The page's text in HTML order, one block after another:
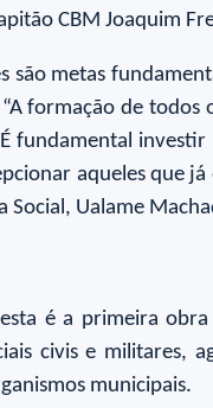
CBM Joaquim
são metas
formação de todos
fundamental
aqueles que
Social, Ualame
é a primeira
civis e militares,
municipais.